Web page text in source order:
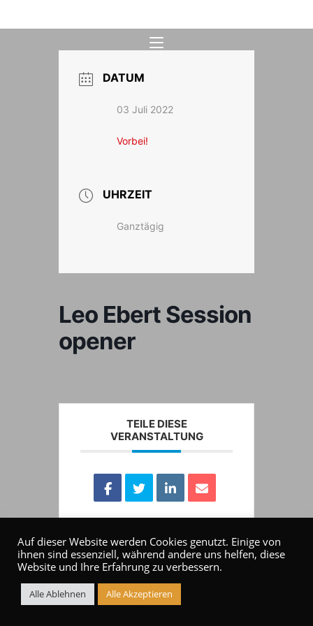
Inhalt
DATUM
03 Juli 2022
Vorbei!
UHRZEIT
Ganztägig
Leo Ebert Session
opener
TEILE DIESE
VERANSTALTUNG
Auf dieser Website werden Cookies genutzt. Einige von
ihnen sind essenziell, während andere uns helfen, diese
Website und Ihre Erfahrung zu verbessern.
Alle Ablehnen Alle Akzeptieren